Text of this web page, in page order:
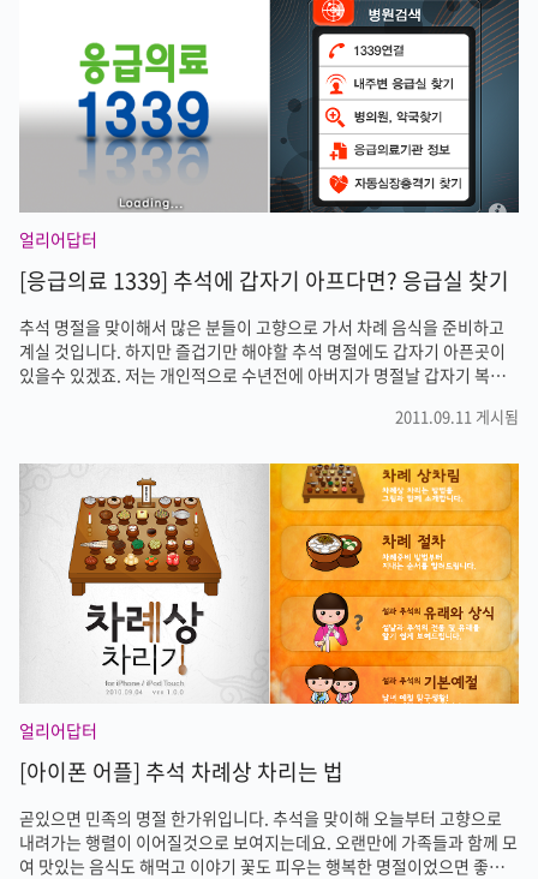
특수문자를 문자로 보내기, 이메일로 보내기, 카카오톡으로 보내기, 복사
하기 등의 기능을 사용할 수 있습니다. 문자나 카카오톡에서 특수문자를
친구에게 보내고 싶은 ..
얼리어답터
[응급의료 1339] 추석에 갑자기 아프다면? 응급실 찾기
추석 명절을 맞이해서 많은 분들이 고향으로 가서 차례 음식을 준비하고
계실 것입니다. 하지만 즐겁기만 해야할 추석 명절에도 갑자기 아픈곳이
있을수 있겠죠. 저는 개인적으로 수년전에 아버지가 명절날 갑자기 복통
습니다. 병이라는 것이 명절을 가리지 않고 뜻하지 않게 언제든지 갑자기
라도 명절에 아프다면 당황하기 마련입니다. 명절엔 의료기관도 쉬는 곳
이 많기 때문입니다. 병원뿐만 아니라 약국도 쉬는 곳이 많습니다. 특히나
주간도 아닌 야간에 갑자기 아픔을 호소하는 가족이 있다면 즐거운 명절
날 병원을 찾아 멀리까지 가야하는 경우도 있습니다. 이럴때 보건복지부
에서 제공하는 [응..
2011.09.11 게시됨
얼리어답터
[아이폰 어플] 추석 차례상 차리는 법
곧있으면 민족의 명절 한가위입니다. 추석을 맞이해 오늘부터 고향으로
내려가는 행렬이 이어질것으로 보여지는데요. 오랜만에 가족들과 함께 모
여 맛있는 음식도 해먹고 이야기 꽃도 피우는 행복한 명절이었으면 좋겠